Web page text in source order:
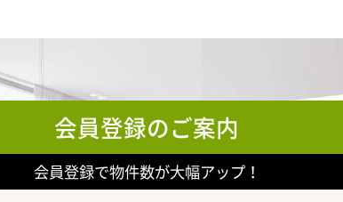
会員登録のご案内
会員登録で物件数が大幅アップ！